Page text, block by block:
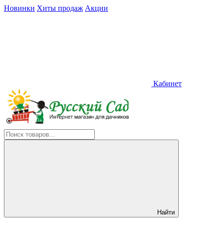
Новинки Хиты продаж Акции
Кабинет
Найти